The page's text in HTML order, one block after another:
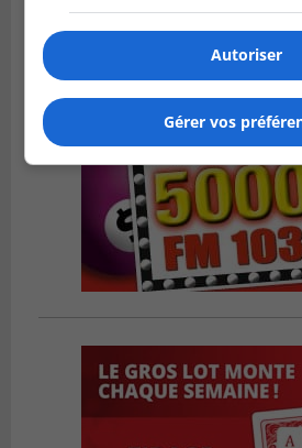
Autoriser
Gérer vos